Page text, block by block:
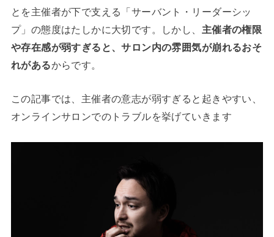
とを主催者が下で支える「サーバント・リーダーシッ
プ」の態度はたしかに大切です。しかし、 主催者の権限
や存在感が弱すぎると、サロン内の雰囲気が崩れるおそ
れがあるからです。
この記事では、主催者の意志が弱すぎると起きやすい、
オンラインサロンでのトラブルを挙げていきます